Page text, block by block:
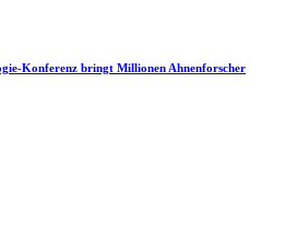
Konferenz bringt Millionen Ahnenforscher